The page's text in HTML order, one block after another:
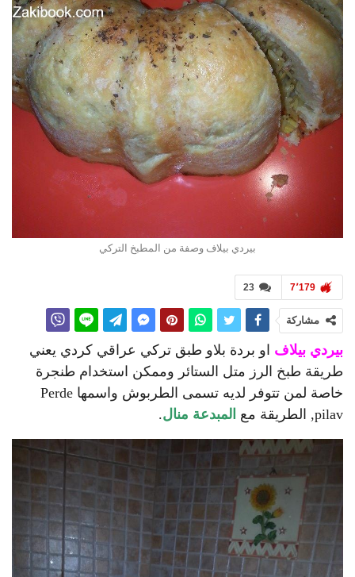
بيردي بيلاف وصفة من المطبخ التركي
23 7٬179
مشاركة
بيردي بيلاف او بردة بلاو طبق تركي عراقي كردي يعني
طريقة طبخ الرز متل الستائر وممكن استخدام طنجرة
خاصة لمن تتوفر لديه تسمى الطربوش واسمها Perde
pilav, الطريقة مع
المبدعة منال.